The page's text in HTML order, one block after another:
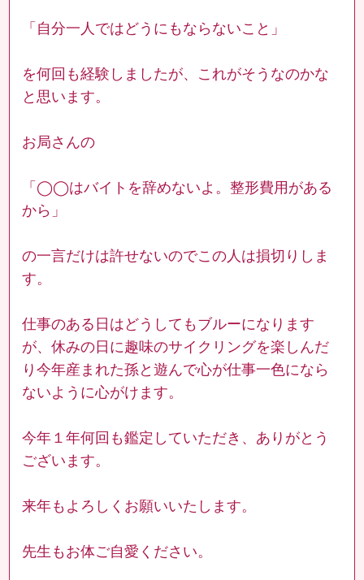
「自分一人ではどうにもならないこと」
を何回も経験しましたが、これがそうなのかな
と思います。
お局さんの
「◯◯はバイトを辞めないよ。整形費用がある
から」
の一言だけは許せないのでこの人は損切りしま
す。
仕事のある日はどうしてもブルーになります
が、休みの日に趣味のサイクリングを楽しんだ
り今年産まれた孫と遊んで心が仕事一色になら
ないように心がけます。
今年１年何回も鑑定していただき、ありがとう
ございます。
来年もよろしくお願いいたします。
先生もお体ご自愛ください。